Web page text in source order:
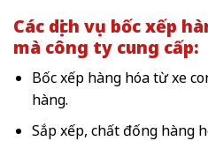
Các dịch vụ bốc xếp
mà công ty cung cấp:
Bốc xếp hàng hóa từ xe
hàng.
Sắp xếp, chất đống hàng